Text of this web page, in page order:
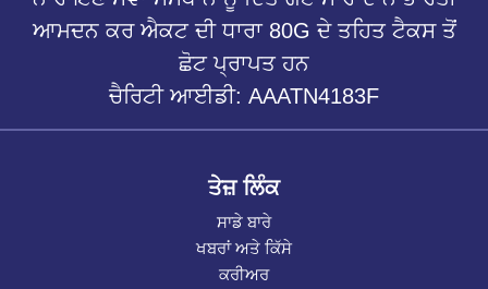
ਆਮਦਨ ਕਰ ਐਕਟ ਦੀ ਧਾਰਾ 80G ਦੇ ਤਹਿਤ ਟੈਕਸ ਤੋਂ
ਛੋਟ ਪ੍ਰਾਪਤ ਹਨ
ਚੈਰਿਟੀ ਆਈਡੀ: AAATN4183F
ਤੇਜ਼ ਲਿੰਕ
ਸਾਡੇ ਬਾਰੇ
ਖਬਰਾਂ ਅਤੇ ਕਿੱਸੇ
ਕਰੀਅਰ